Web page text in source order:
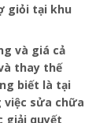
giỏi tại khu
và giá cả
thay thế
biết là tại
việc sửa chữa
giải quyết